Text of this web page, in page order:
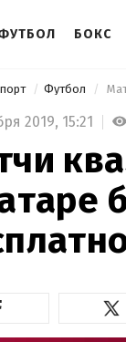
БОКС
Футбол
2019, 15:21